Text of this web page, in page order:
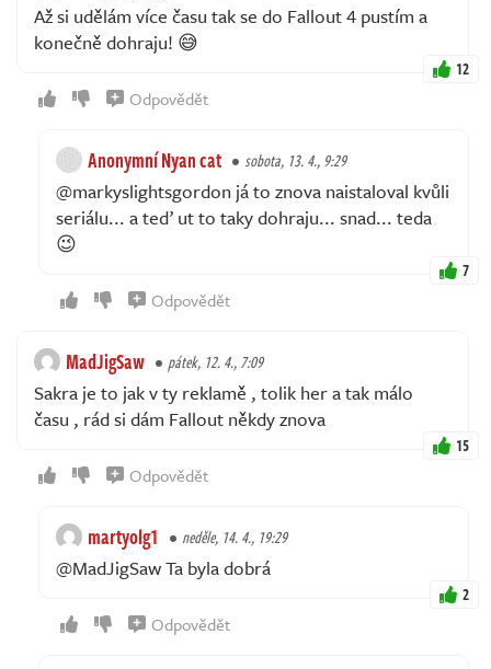
Až si udělám více času tak se do Fallout 4 pustím a
konečně dohraju! 😅
12
Odpovědět
Anonymní Nyan cat sobota, 13. 4., 9:29
@markyslightsgordon já to znova naistaloval kvůli
seriálu... a teď ut to taky dohraju... snad... teda
😉
7
Odpovědět
MadJigSaw pátek, 12. 4., 7:09
Sakra je to jak v ty reklamě , tolik her a tak málo
času , rád si dám Fallout někdy znova
15
Odpovědět
martyolg1 neděle, 14. 4., 19:29
@MadJigSaw Ta byla dobrá
2
Odpovědět